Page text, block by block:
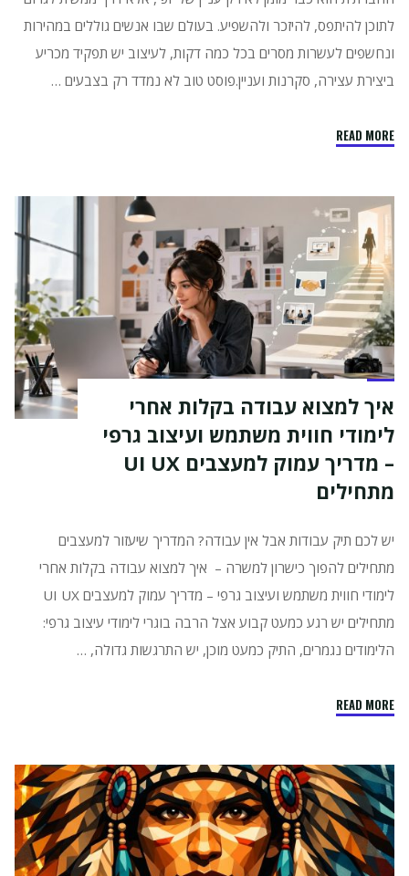
לתוכן להיתפס, להיזכר ולהשפיע. בעולם שבו אנשים גוללים במהירות
ונחשפים לעשרות מסרים בכל כמה דקות, לעיצוב יש תפקיד מכריע
ביצירת עצירה, סקרנות ועניין.פוסט טוב לא נמדד רק בצבעים …
READ MORE
דיגיטלי
למדיה
החברתית
ב2026"
איך למצוא עבודה בקלות אחרי
לימודי חווית משתמש ועיצוב גרפי
– מדריך עמוק למעצבים UI UX
מתחילים
יש לכם תיק עבודות אבל אין עבודה? המדריך שיעזור למעצבים
מתחילים להפוך כישרון למשרה – איך למצוא עבודה בקלות אחרי
לימודי חווית משתמש ועיצוב גרפי – מדריך עמוק למעצבים UI UX
מתחילים יש רגע כמעט קבוע אצל הרבה בוגרי לימודי עיצוב גרפי:
הלימודים נגמרים, התיק כמעט מוכן, יש התרגשות גדולה, …
READ MORE
בקלות
אחרי
לימודי
חווית
משתמש